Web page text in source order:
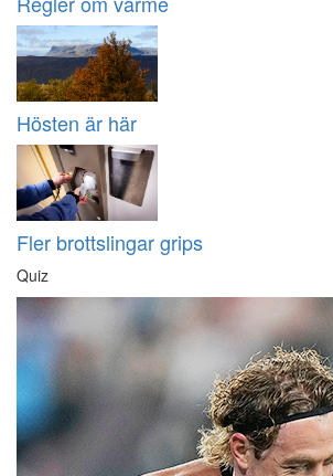
Hösten är här
Fler brottslingar grips
Quiz